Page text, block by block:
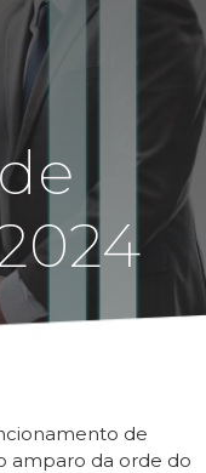
de
amparo da orde do